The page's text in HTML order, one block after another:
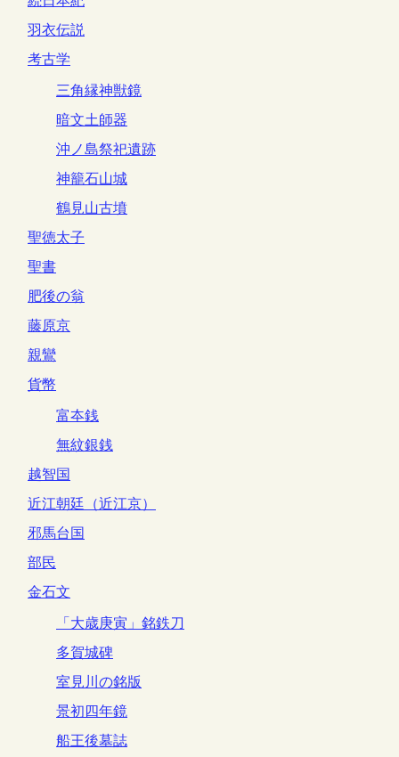
羽衣伝説
考古学
三角縁神獣鏡
暗文土師器
沖ノ島祭祀遺跡
神籠石山城
鶴見山古墳
聖徳太子
聖書
肥後の翁
藤原京
親鸞
貨幣
富夲銭
無紋銀銭
越智国
近江朝廷（近江京）
邪馬台国
部民
金石文
「大歳庚寅」銘鉄刀
多賀城碑
室見川の銘版
景初四年鏡
船王後墓誌